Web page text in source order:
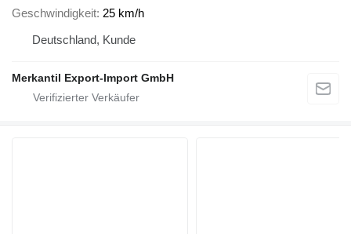
Geschwindigkeit 25 km/h
Deutschland, Kunde
Merkantil Export-Import GmbH